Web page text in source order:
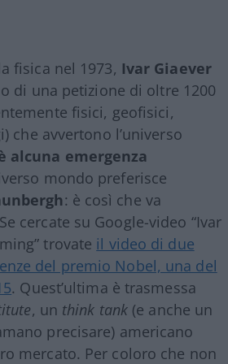
fisica nel 1973, Ivar Giaever
di una petizione di oltre 1200
fisici, geofisici,
che avvertono l’universo
alcuna emergenza
mondo preferisce
: è così che va
cercate su Google-video “Ivar
trovate il video di due
del premio Nobel, una del
. Quest’ultima è trasmessa
, un think tank (e anche un
precisare) americano
mercato. Per coloro che non